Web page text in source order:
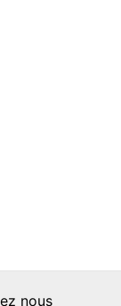
nous